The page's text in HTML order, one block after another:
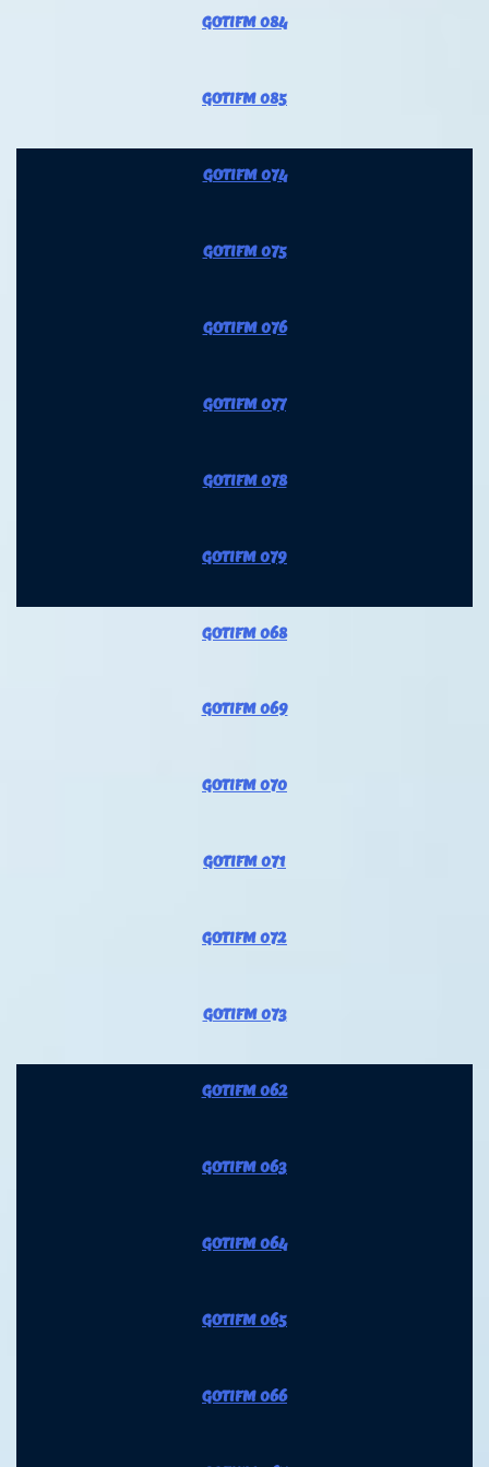
GOTIFM 084
GOTIFM 085
GOTIFM 074
GOTIFM 075
GOTIFM 076
GOTIFM 077
GOTIFM 078
GOTIFM 079
GOTIFM 068
GOTIFM 069
GOTIFM 070
GOTIFM 071
GOTIFM 072
GOTIFM 073
GOTIFM 062
GOTIFM 063
GOTIFM 064
GOTIFM 065
GOTIFM 066